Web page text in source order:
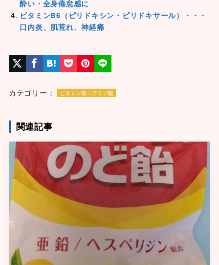
酔い・全身倦怠感に
ビタミンB6（ピリドキシン・ピリドキサール）・・・
口内炎、肌荒れ、神経痛
カテゴリー： ビタミン類・アミノ酸
関連記事